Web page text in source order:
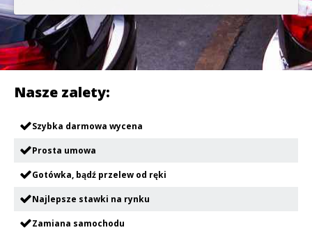
Nasze zalety:
Szybka darmowa wycena
Prosta umowa
Gotówka, bądź przelew od ręki
Najlepsze stawki na rynku
Zamiana samochodu